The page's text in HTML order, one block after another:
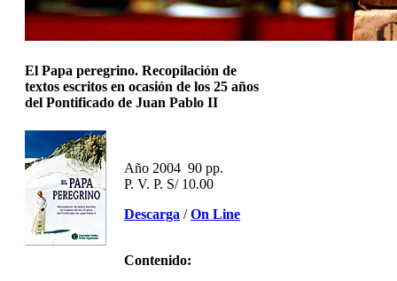
El Papa peregrino. Recopilación de
textos escritos en ocasión de los 25 años
del Pontificado de Juan Pablo II
Año 2004 90 pp.
P. V. P. S/ 10.00
Descarga /On Line
Contenido: